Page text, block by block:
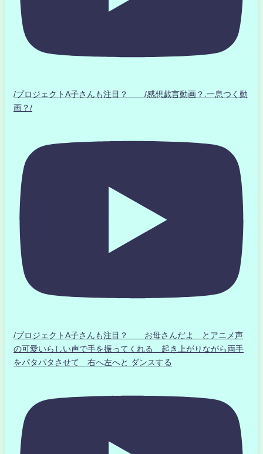
/プロジェクトA子さんも注目？ /感想戯言動画？.一息つく動
画？/
/プロジェクトA子さんも注目？ お母さんだよ とアニメ声
の可愛いらしい声で手を振ってくれる 起き上がりながら両手
をパタパタさせて 右へ左へと ダンスする